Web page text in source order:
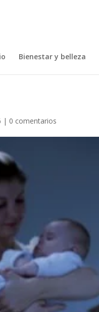
Bienestar y belleza
| 0 comentarios